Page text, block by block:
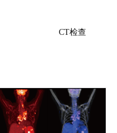
CT检查